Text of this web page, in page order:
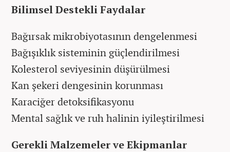
Bilimsel Destekli Faydalar
Bağırsak mikrobiyotasının dengelenmesi
Bağışıklık sisteminin güçlendirilmesi
Kolesterol seviyesinin düşürülmesi
Kan şekeri dengesinin korunması
Karaciğer detoksifikasyonu
Mental sağlık ve ruh halinin iyileştirilmesi
Gerekli Malzemeler ve Ekipmanlar